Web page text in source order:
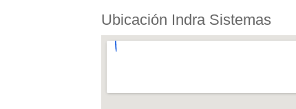
Ubicación Indra Sistemas